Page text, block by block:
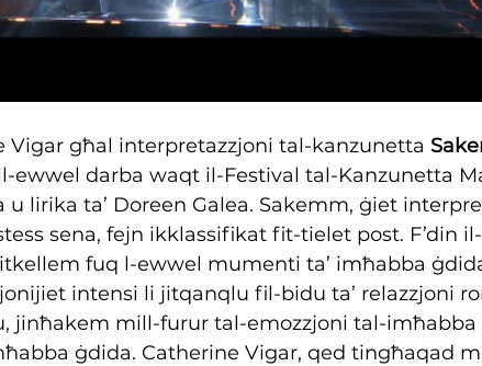
Vigar għal interpretazzjoni tal-kanzunetta
darba waqt il-Festival tal-Kanzunetta
u lirika ta’ Doreen Galea. Sakemm, ġiet
sena, fejn ikklassifikat fit-tielet post. F’din
fuq l-ewwel mumenti ta’ imħabba
intensi li jitqanqlu fil-bidu ta’ relazzjoni
jinħakem mill-furur tal-emozzjoni tal-imħabba
ġdida. Catherine Vigar, qed tingħaqad